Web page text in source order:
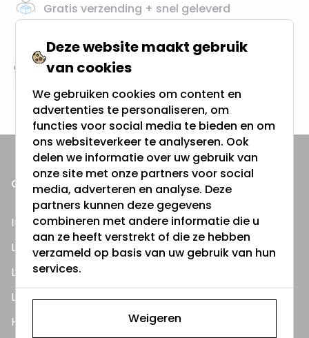
Gratis verzending + snel geleverd
Vanaf EUR100,- naar NL & BE
& 100 dagen recht op retour
Altijd uit eigen voorraad
3000m2 - 60.000+ Producten
ONZE PRODUCTEN
Inbouwspots
LED Lampen
LED TL Buizen
LED Panelen
Highbay's / Ufo's
Deze website maakt gebruik
van cookies
We gebruiken cookies om content en
advertenties te personaliseren, om
functies voor social media te bieden en om
ons websiteverkeer te analyseren. Ook
delen we informatie over uw gebruik van
onze site met onze partners voor social
media, adverteren en analyse. Deze
partners kunnen deze gegevens
combineren met andere informatie die u
aan ze heeft verstrekt of die ze hebben
verzameld op basis van uw gebruik van hun
services.
Weigeren